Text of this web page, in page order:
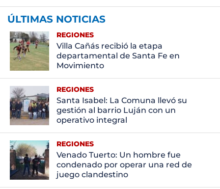
ÚLTIMAS NOTICIAS
REGIONES
Villa Cañás recibió la etapa
departamental de Santa Fe en
Movimiento
REGIONES
Santa Isabel: La Comuna llevó su
gestión al barrio Luján con un
operativo integral
REGIONES
Venado Tuerto: Un hombre fue
condenado por operar una red de
juego clandestino